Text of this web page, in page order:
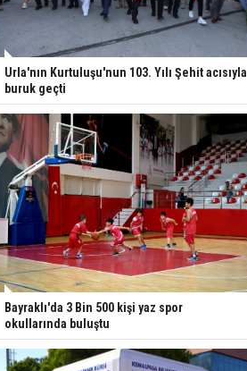
Urla'nın Kurtuluşu'nun 103. Yılı Şehit acısıyla
buruk geçti
Bayraklı'da 3 Bin 500 kişi yaz spor
okullarında buluştu